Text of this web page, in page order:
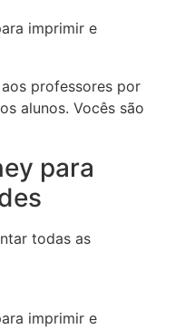
imprimir e
professores por
alunos. Vocês são
para
todas as
imprimir e